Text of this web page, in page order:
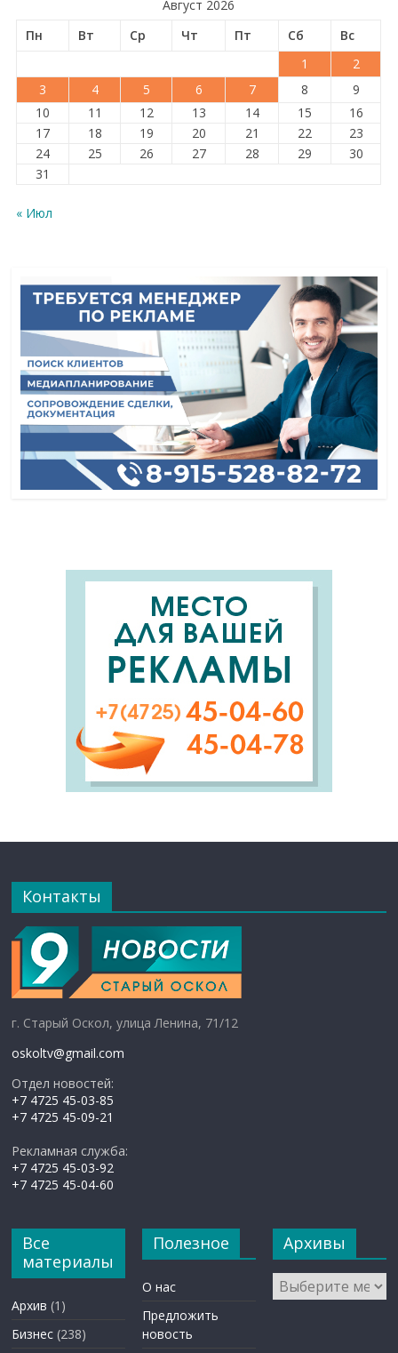
Август 2026
Пн
Вт Ср Чт Пт Сб
Вс
1
2
3
4 5 6 7 8
9
10
11 12 13 14 15
16
17
18 19 20 21 22
23
24
25 26 27 28 29
30
31
« Июл
Контакты
г. Старый Оскол, улица Ленина, 71/12
oskoltv@gmail.com
Отдел новостей:
+7 4725 45-03-85
+7 4725 45-09-21
Рекламная служба:
+7 4725 45-03-92
+7 4725 45-04-60
Все
материалы
Архив (1)
Бизнес (238)
Полезное
О нас
Предложить
новость
Архивы
Архивы